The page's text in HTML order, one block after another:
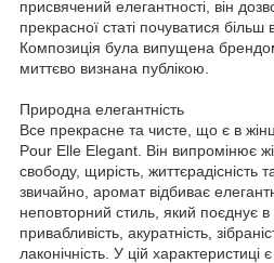
присвячений елегантності, він
прекрасної статі почуватися більш
Композиція була випущена
миттєво визнана публікою.
Природна елегантність
Все прекрасне та чисте, що є в
Pour Elle Elegant. Він випромінює
свободу, щирість, життєрадісність
звичайно, аромат відбиває
неповторний стиль, який поєднує в
привабливість, акуратність,
лаконічність. У цій характеристиці є